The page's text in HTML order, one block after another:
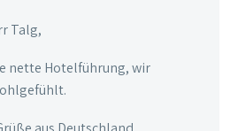
Talg,
nette Hotelführung, wir